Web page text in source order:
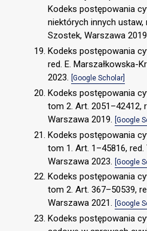
Kodeks postępowania
niektórych innych ustaw,
Szostek, Warszawa
Kodeks postępowania
red. E. Marszałkowska-
2023. [Google Scholar]
Kodeks postępowania
tom 2. Art. 2051–42412,
Warszawa 2019. [Google
Kodeks postępowania
tom 1. Art. 1–45816, red.
Warszawa 2023. [Google
Kodeks postępowania
tom 2. Art. 367–50539,
Warszawa 2021. [Google
Kodeks postępowania